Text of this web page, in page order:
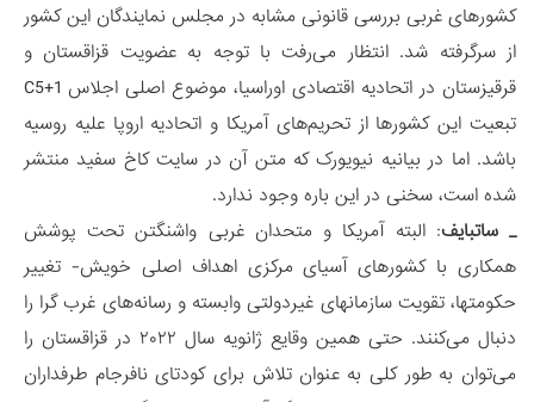
کشورهای غربی بررسی قانونی مشابه در مجلس نمایندگان این کشور
از سرگرفته شد. انتظار می‌رفت با توجه به عضویت قزاقستان و
قرقیزستان در اتحادیه اقتصادی اوراسیا، موضوع اصلی اجلاس C5+1
تبعیت این کشورها از تحریم‌های آمریکا و اتحادیه اروپا علیه روسیه
باشد. اما در بیانیه نیویورک که متن آن در سایت کاخ سفید منتشر
شده است، سخنی در این باره وجود ندارد.
_ ساتبایف: البته آمریکا و متحدان غربی واشنگتن تحت پوشش
همکاری با کشورهای آسیای مرکزی اهداف اصلی خویش- تغییر
حکومتها، تقویت سازمانهای غیردولتی وابسته و رسانه‌های غرب گرا را
دنبال می‌کنند. حتی همین وقایع ژانویه سال ۲۰۲۲ در قزاقستان را
می‌توان به طور کلی به عنوان تلاش برای کودتای نافرجام طرفداران